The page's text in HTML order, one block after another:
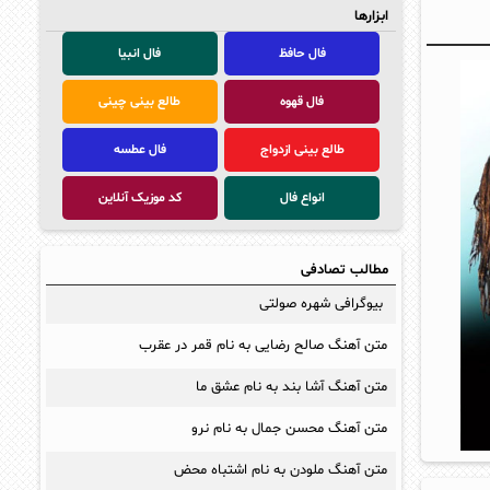
ابزارها
فال حافظ فال انبیا
فال قهوه طالع بینی چینی
طالع بینی ازدواج فال عطسه
انواع فال کد موزیک آنلاین
مطالب تصادفی
بیوگرافی شهره صولتی
متن آهنگ صالح رضایی به نام قمر در عقرب
متن آهنگ آشا بند به نام عشق ما
متن آهنگ محسن جمال به نام نرو
متن آهنگ ملودن به نام اشتباه محض